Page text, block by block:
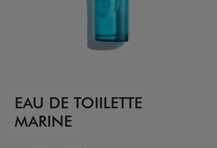
EAU DE TOIILETTE
MARINE